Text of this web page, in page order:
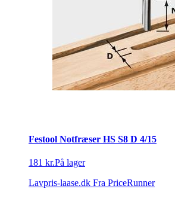
Festool Notfræser HS S8 D 4/15
181 kr.På lager
Lavpris-laase.dk Fra PriceRunner